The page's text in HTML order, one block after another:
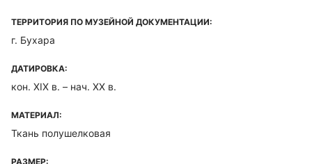
ТЕРРИТОРИЯ ПО МУЗЕЙНОЙ ДОКУМЕНТАЦИИ:
г. Бухара
ДАТИРОВКА:
кон. XIX в. – нач. XX в.
МАТЕРИАЛ:
Ткань полушелковая
РАЗМЕР: